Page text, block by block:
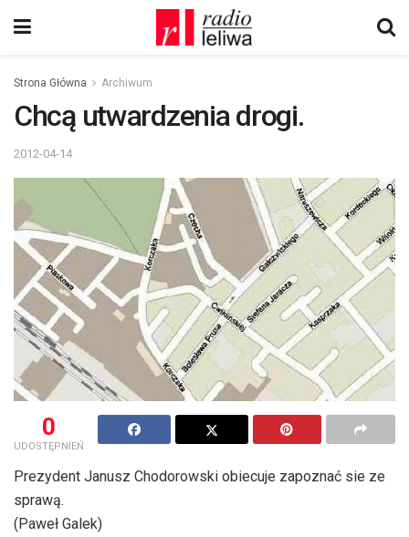
Strona Główna Archiwum
Chcą utwardzenia drogi.
2012-04-14
0
UDOSTĘPNIEŃ
Prezydent Janusz Chodorowski obiecuje zapoznać sie ze
sprawą.
(Paweł Galek)